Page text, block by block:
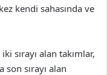
kendi sahasında ve
sırayı alan takımlar,
sırayı alan